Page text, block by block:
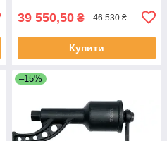
39 550,50 ₴ 46 530 ₴
Купити
–15%